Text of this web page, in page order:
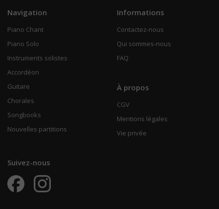
Navigation
Piano Chant
Piano Solo
Instruments solistes
Accordéon
Guitare
Chorales
Songbooks
Nouvelles partitions
Informations
Contactez-nous
Qui sommes-nous
FAQ
À propos
CGV
Mentions légales
Vie privée
Suivez-nous